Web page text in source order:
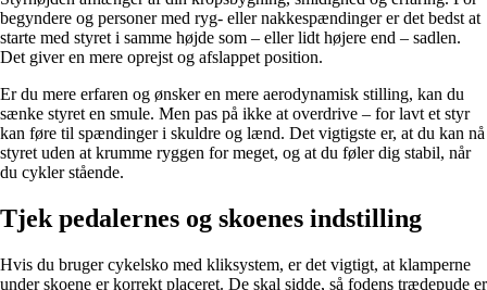
begyndere og personer med ryg- eller nakkespændinger er det bedst at
starte med styret i samme højde som – eller lidt højere end – sadlen.
Det giver en mere oprejst og afslappet position.
Er du mere erfaren og ønsker en mere aerodynamisk stilling, kan du
sænke styret en smule. Men pas på ikke at overdrive – for lavt et styr
kan føre til spændinger i skuldre og lænd. Det vigtigste er, at du kan nå
styret uden at krumme ryggen for meget, og at du føler dig stabil, når
du cykler stående.
Tjek pedalernes og skoenes indstilling
Hvis du bruger cykelsko med kliksystem, er det vigtigt, at klamperne
under skoene er korrekt placeret. De skal sidde, så fodens trædepude er